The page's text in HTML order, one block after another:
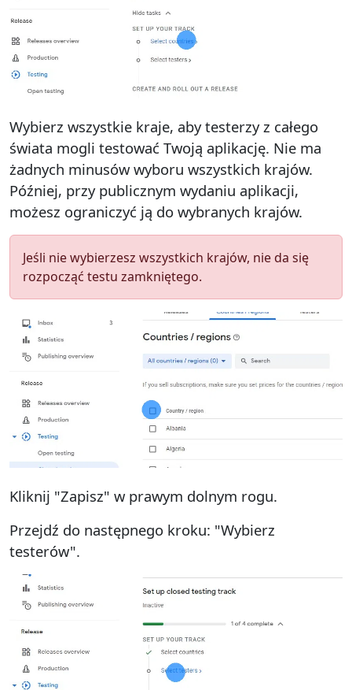
Wybierz wszystkie kraje, aby testerzy z całego
świata mogli testować Twoją aplikację. Nie ma
żadnych minusów wyboru wszystkich krajów.
Później, przy publicznym wydaniu aplikacji,
możesz ograniczyć ją do wybranych krajów.
Jeśli nie wybierzesz wszystkich krajów, nie da się
rozpocząć testu zamkniętego.
Kliknij "Zapisz" w prawym dolnym rogu.
Przejdź do następnego kroku: "Wybierz
testerów".